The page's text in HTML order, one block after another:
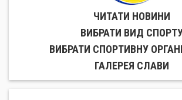
ЧИТАТИ НОВИНИ
ВИБРАТИ ВИД
ВИБРАТИ СПОРТИВНУ
ГАЛЕРЕЯ СЛАВИ